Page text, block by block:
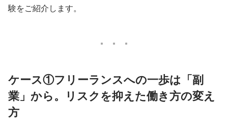
験をご紹介します。
ケース①フリーランスへの一歩は「副
業」から。リスクを抑えた働き方の変え
方